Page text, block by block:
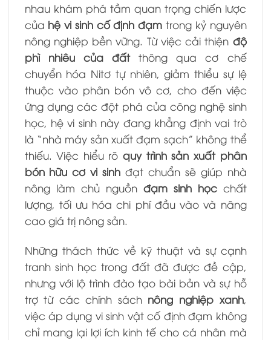
nhau khám phá tầm quan trọng chiến lược
của hệ vi sinh cố định đạm trong kỷ nguyên
nông nghiệp bền vững. Từ việc cải thiện độ
phì nhiêu của đấtthông qua cơ chế
chuyển hóa Nitơ tự nhiên, giảm thiểu sự lệ
thuộc vào phân bón vô cơ, cho đến việc
ứng dụng các đột phá của công nghệ sinh
học, hệ vi sinh này đang khẳng định vai trò
là “nhà máy sản xuất đạm sạch” không thể
thiếu. Việc hiểu rõ quy trình sản xuất phân
bón hữu cơ vi sinh đạt chuẩn sẽ giúp nhà
nông làm chủ nguồn đạm sinh họcchất
lượng, tối ưu hóa chi phí đầu vào và nâng
cao giá trị nông sản.
Những thách thức về kỹ thuật và sự cạnh
tranh sinh học trong đất đã được đề cập,
nhưng với lộ trình đào tạo bài bản và sự hỗ
trợ từ các chính sách nông nghiệp xanh,
việc áp dụng vi sinh vật cố định đạm không
chỉ mang lại lợi ích kinh tế cho cá nhân mà